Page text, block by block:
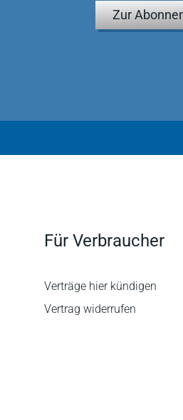
Zur
Für Verbraucher
Verträge hier kündigen
Vertrag widerrufen